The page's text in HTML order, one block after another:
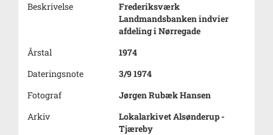
Beskrivelse
Frederiksværk
Landmandsbanken indvier
afdeling i Nørregade
Årstal
1974
Dateringsnote
3/9 1974
Fotograf
Jørgen Rubæk Hansen
Arkiv
Lokalarkivet Alsønderup -
Tjæreby